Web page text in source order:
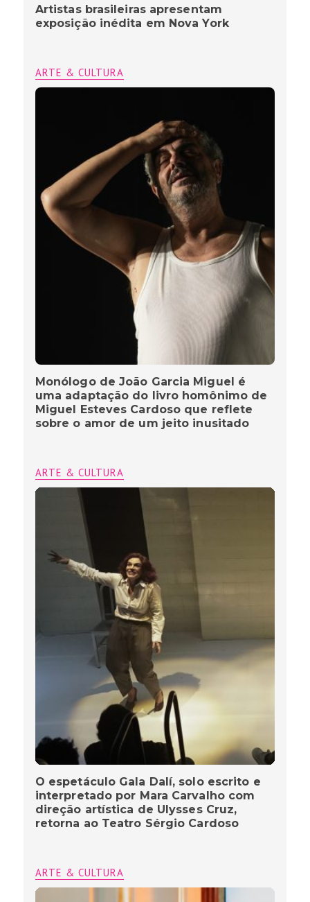
Artistas brasileiras apresentam
exposição inédita em Nova York
ARTE & CULTURA
Monólogo de João Garcia Miguel é
uma adaptação do livro homônimo de
Miguel Esteves Cardoso que reflete
sobre o amor de um jeito inusitado
ARTE & CULTURA
O espetáculo Gala Dalí, solo escrito e
interpretado por Mara Carvalho com
direção artística de Ulysses Cruz,
retorna ao Teatro Sérgio Cardoso
ARTE & CULTURA